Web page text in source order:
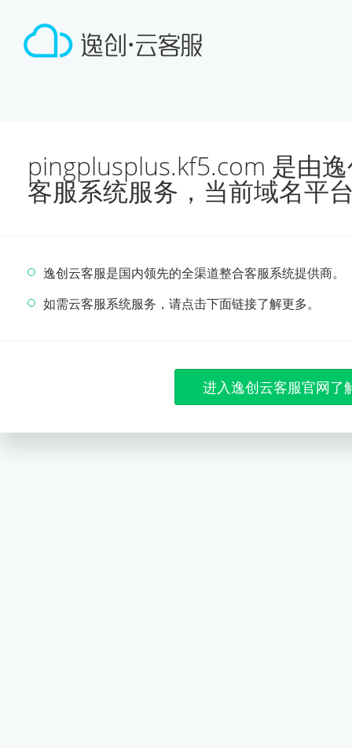
pingplusplus.kf5.com 是由
客服系统服务，当前域名平
逸创云客服是国内领先的全渠道整合客服系统提供商。
如需云客服系统服务，请点击下面链接了解更多。
进入逸创云客服官网了